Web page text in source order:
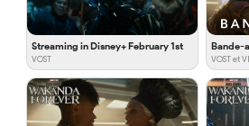
Streaming in Disney+ February 1st
VOST
Bande-
VOST et